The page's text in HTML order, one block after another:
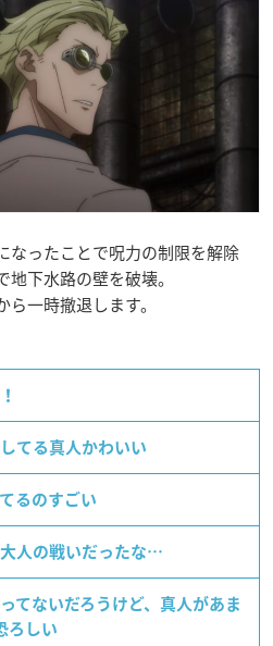
なったことで呪力の制限を解除
下水路の壁を破壊。
一時撤退します。
てる真人かわいい
るのすごい
人の戦いだったな…
てないだろうけど、真人があま
ろしい